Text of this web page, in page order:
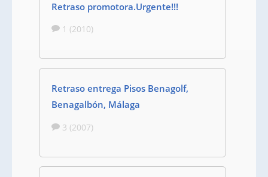
Retraso promotora.Urgente!!!
1 (2010)
Retraso entrega Pisos Benagolf,
Benagalbón, Málaga
3 (2007)